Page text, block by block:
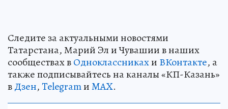
Следите за актуальными новостями
Татарстана, Марий Эл и Чувашии в наших
сообществах вОдноклассникахи ВКонтакте, а
также подписывайтесь на каналы «КП-Казань»
вДзен,TelegramиMAX.